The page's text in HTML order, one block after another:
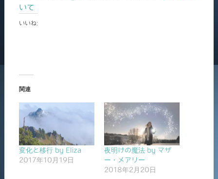
いて
いいね:
関連
変化と移行 by Eliza
2017年10月19日
夜明けの魔法 by マザ
ー・メアリー
2018年2月20日